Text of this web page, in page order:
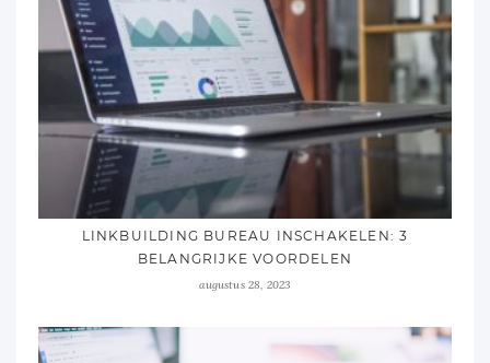
LINKBUILDING BUREAU INSCHAKELEN: 3
BELANGRIJKE VOORDELEN
augustus 28, 2023